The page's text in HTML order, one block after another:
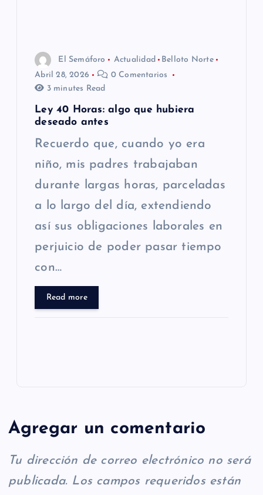
El Semáforo Actualidad
Belloto Norte
Abril 28, 2026
0 Comentarios
3 minutes Read
Ley 40 Horas: algo que hubiera
deseado antes
Recuerdo que, cuando yo era
niño, mis padres trabajaban
durante largas horas, parceladas
a lo largo del día, extendiendo
así sus obligaciones laborales en
perjuicio de poder pasar tiempo
con…
Read more
Agregar un comentario
Tu dirección de correo electrónico no será
publicada. Los campos requeridos están